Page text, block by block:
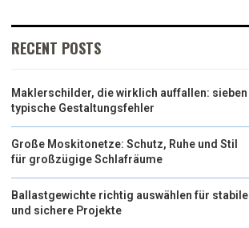
RECENT POSTS
Maklerschilder, die wirklich auffallen: sieben
typische Gestaltungsfehler
Große Moskitonetze: Schutz, Ruhe und Stil
für großzügige Schlafräume
Ballastgewichte richtig auswählen für stabile
und sichere Projekte